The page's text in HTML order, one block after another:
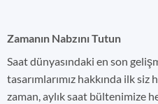
Zamanın Nabzını Tutun
Saat dünyasındaki en son
tasarımlarımız hakkında ilk
zaman, aylık saat bültenimize